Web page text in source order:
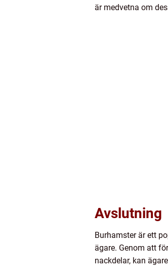
är medvetna om
Avslutning
Burhamster är ett
ägare. Genom att
nackdelar, kan